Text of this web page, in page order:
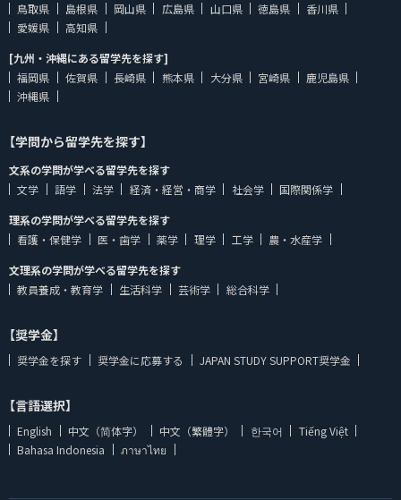
鳥取県
島根県 岡山県 広島県 山口県 徳島県
香川県
愛媛県
高知県
[九州・沖縄にある留学先を探す]
福岡県
佐賀県 長崎県 熊本県 大分県 宮崎県
鹿児島県
沖縄県
【学問から留学先を探す】
文系の学問が学べる留学先を探す
文学
語学 法学 経済・経営・商学 社会学
国際関係学
理系の学問が学べる留学先を探す
看護・保健学
医・歯学 薬学 理学 工学
農・水産学
文理系の学問が学べる留学先を探す
教員養成・教育学
生活科学 芸術学 総合科学
【奨学金】
奨学金を探す 奨学金に応募する JAPAN STUDY SUPPORT奨学金
【言語選択】
English 中文（简体字） 中文（繁體字） 한국어
Tiếng Việt
Bahasa Indonesia
ภาษาไทย